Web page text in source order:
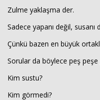
Zulme yaklaşma der.
Sadece yapanı değil, susanı
Çünkü bazen en büyük
Sorular da böylece peş peşe
Kim sustu?
Kim görmedi?